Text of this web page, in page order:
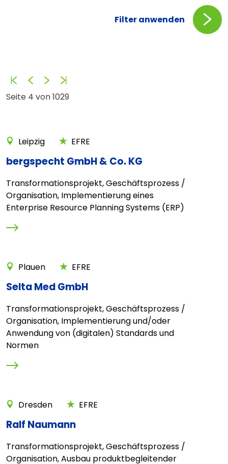
Filter anwenden
Seite 4 von 1029
AnfangZurückVorwärts
Leipzig EFRE
bergspecht GmbH & Co. KG
Transformationsprojekt, Geschäftsprozess /
Organisation, Implementierung eines
Enterprise Resource Planning Systems (ERP)
Plauen EFRE
Selta Med GmbH
Transformationsprojekt, Geschäftsprozess /
Organisation, Implementierung und/oder
Anwendung von (digitalen) Standards und
Normen
Dresden EFRE
Ralf Naumann
Transformationsprojekt, Geschäftsprozess /
Organisation, Ausbau produktbegleitender